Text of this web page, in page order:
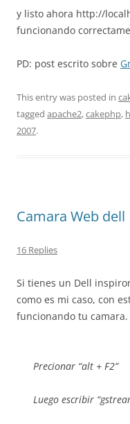
y listo ahora http://
funcionando
PD: post escrito sobre
This entry was posted in
tagged apache2,cakephp,
2007.
Camara Web
16 Replies
Si tienes un Dell
como es mi caso, con
funcionando tu camara.
Precionar “alt + F2”
Luego escribir